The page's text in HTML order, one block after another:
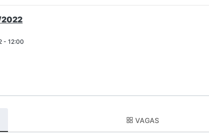
2022
- 12:00
VAGAS